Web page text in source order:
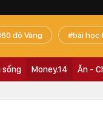
độ Vàng bài học
Money.14 Ăn -